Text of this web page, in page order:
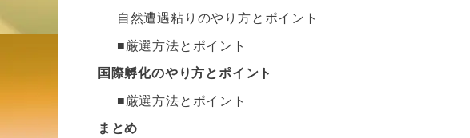
自然遭遇粘りのやり方とポイント
■厳選方法とポイント
国際孵化のやり方とポイント
■厳選方法とポイント
まとめ